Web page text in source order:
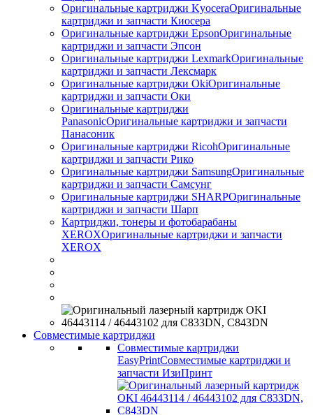
Оригинальные картриджи KyoceraОригинальные
картриджи и запчасти Киосера
Оригинальные картриджи EpsonОригинальные
картриджи и запчасти Эпсон
Оригинальные картриджи LexmarkОригинальные
картриджи и запчасти Лексмарк
Оригинальные картриджи ОkiОригинальные
картриджи и запчасти Оки
Оригинальные картриджи
PanasonicОригинальные картриджи и запчасти
Панасоник
Оригинальные картриджи RicohОригинальные
картриджи и запчасти Рико
Оригинальные картриджи SamsungОригинальные
картриджи и запчасти Самсунг
Оригинальные картриджи SHARPОригинальные
картриджи и запчасти Шарп
Картриджи, тонеры и фотобарабаны
XEROXОригинальные картриджи и запчасти
XEROX
Совместимые картриджи
Совместимые картриджи
EasyPrintСовместимые картриджи и
запчасти ИзиПринт